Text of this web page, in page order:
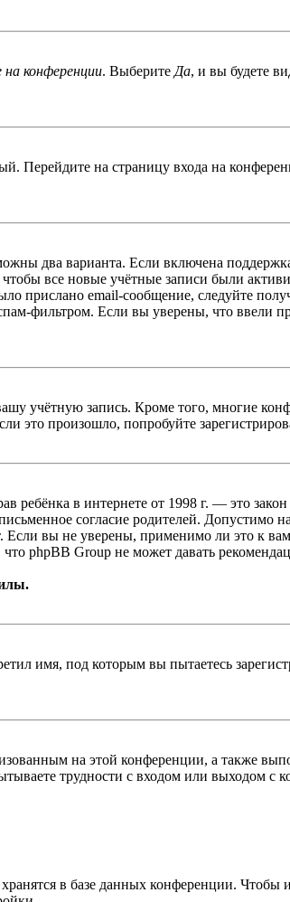
конференции. Выберите Да, и вы будете
Перейдите на страницу входа на
два варианта. Если включена
все новые учётные записи были
прислано email-сообщение, следуйте
фильтром. Если вы уверены, что ввели
учётную запись. Кроме того, многие
произошло, попробуйте
ребёнка в интернете от 1998 г. — это
согласие родителей. Допустимо
вы не уверены, применимо ли это к
phpBB Group не может давать
имя, под которым вы пытаетесь
на этой конференции, а также
трудности с входом или выходом с
в базе данных конференции. Чтобы